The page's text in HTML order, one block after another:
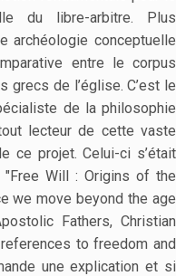
du libre-arbitre. Plus
archéologie conceptuelle
entre le corpus
grecs de l’église. C’est le
de la philosophie
lecteur de cette vaste
ce projet. Celui-ci s’était
Will : Origins of the
we move beyond the age
Fathers, Christian
to freedom and
une explication et si